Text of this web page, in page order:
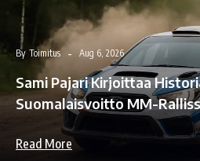
By Toimitus Aug 6, 2026
Sami Pajari Kirjoittaa
Suomalaisvoitto MM-
Read More